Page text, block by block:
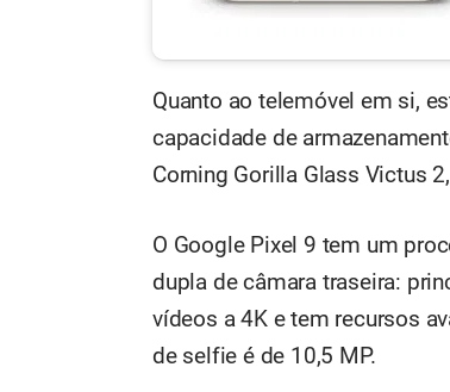
Quanto ao telemóvel em si,
capacidade de
Corning Gorilla Glass Victus
O Google Pixel 9 tem um
dupla de câmara traseira:
vídeos a 4K e tem recursos
de selfie é de 10,5 MP.